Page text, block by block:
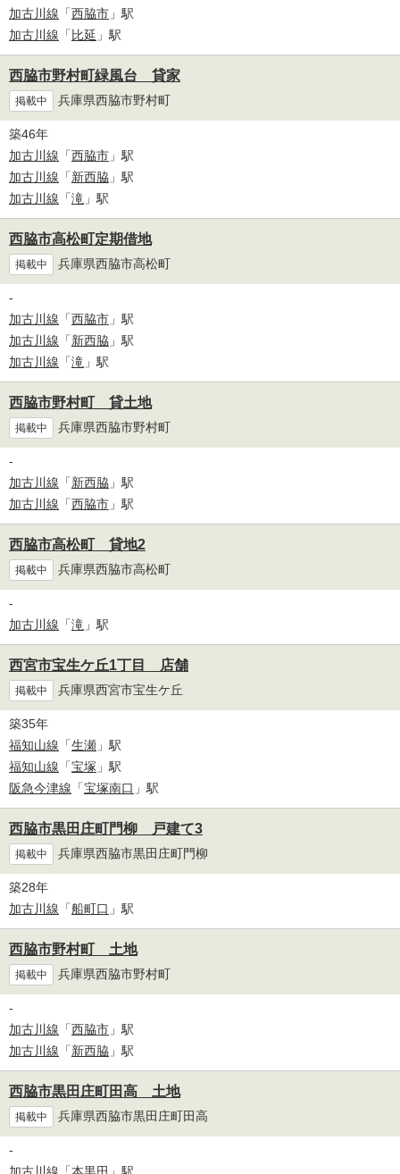
加古川線 「西脇市 」駅
加古川線 「比延 」駅
西脇市野村町緑風台 貸家
掲載中 兵庫県西脇市野村町
築46年
加古川線 「西脇市 」駅
加古川線 「新西脇 」駅
加古川線 「滝 」駅
西脇市高松町定期借地
掲載中 兵庫県西脇市高松町
-
加古川線 「西脇市 」駅
加古川線 「新西脇 」駅
加古川線 「滝 」駅
西脇市野村町 貸土地
掲載中 兵庫県西脇市野村町
-
加古川線 「新西脇 」駅
加古川線 「西脇市 」駅
西脇市高松町 貸地2
掲載中 兵庫県西脇市高松町
-
加古川線 「滝 」駅
西宮市宝生ケ丘1丁目 店舗
掲載中 兵庫県西宮市宝生ケ丘
築35年
福知山線 「生瀬 」駅
福知山線 「宝塚 」駅
阪急今津線 「宝塚南口 」駅
西脇市黒田庄町門柳 戸建て3
掲載中 兵庫県西脇市黒田庄町門柳
築28年
加古川線 「船町口 」駅
西脇市野村町 土地
掲載中 兵庫県西脇市野村町
-
加古川線 「西脇市 」駅
加古川線 「新西脇 」駅
西脇市黒田庄町田高 土地
掲載中 兵庫県西脇市黒田庄町田高
-
加古川線 「本黒田 」駅